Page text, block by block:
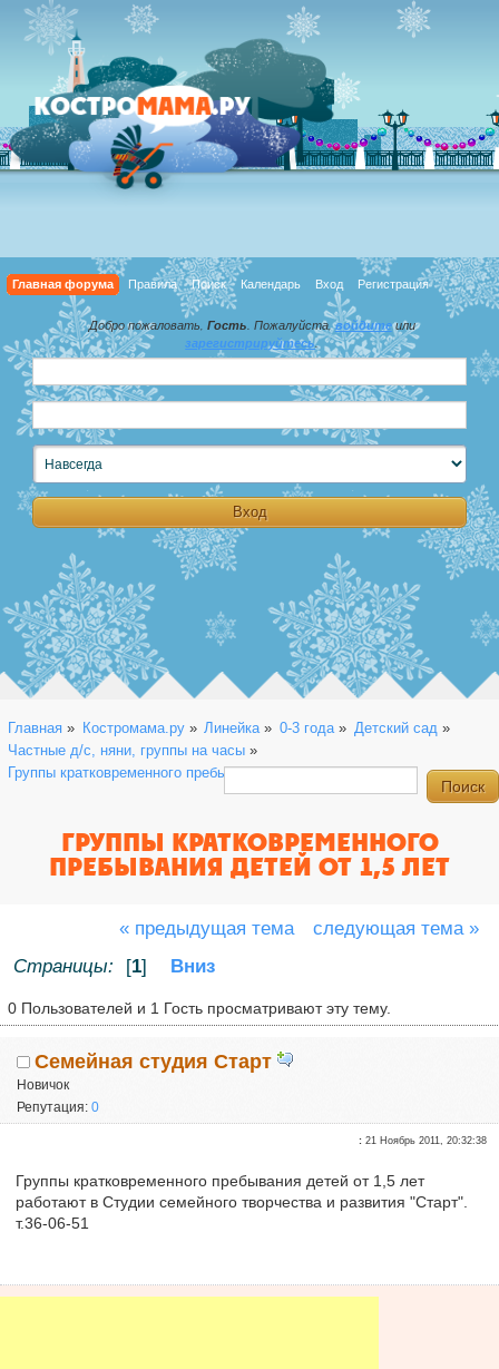
Главная форума Правила Поиск Календарь Вход Регистрация
Добро пожаловать, Гость . Пожалуйста,войдитеили
зарегистрируйтесь.
Главная » Костромама.ру» Линейка » 0-3 года» Детский сад »
Частные д/с, няни, группы на часы »
Группы кратковременного пребывания детей от 1,5 лет
ГРУППЫ КРАТКОВРЕМЕННОГО
ПРЕБЫВАНИЯ ДЕТЕЙ ОТ 1,5 ЛЕТ
« предыдущая тема
следующая тема »
Страницы:
[1] Вниз
0 Пользователей и 1 Гость просматривают эту тему.
Семейная студия Старт
Новичок
Репутация:0
:21 Ноябрь 2011, 20:32:38
Группы кратковременного пребывания детей от 1,5 лет
работают в Студии семейного творчества и развития "Старт".
т.36-06-51